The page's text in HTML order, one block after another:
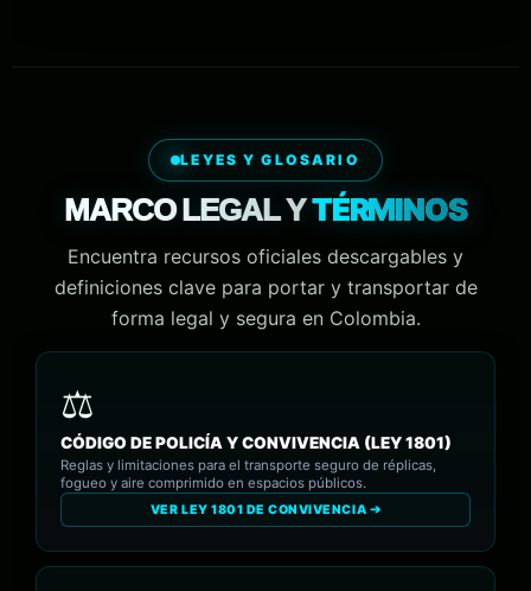
LEYES Y GLOSARIO
MARCO LEGAL YTÉRMINOS
Encuentra recursos oficiales descargables y
definiciones clave para portar y transportar de
forma legal y segura en Colombia.
CÓDIGO DE POLICÍA Y CONVIVENCIA (LEY 1801)
Reglas y limitaciones para el transporte seguro de réplicas,
fogueo y aire comprimido en espacios públicos.
VER LEY 1801 DE CONVIVENCIA ➔